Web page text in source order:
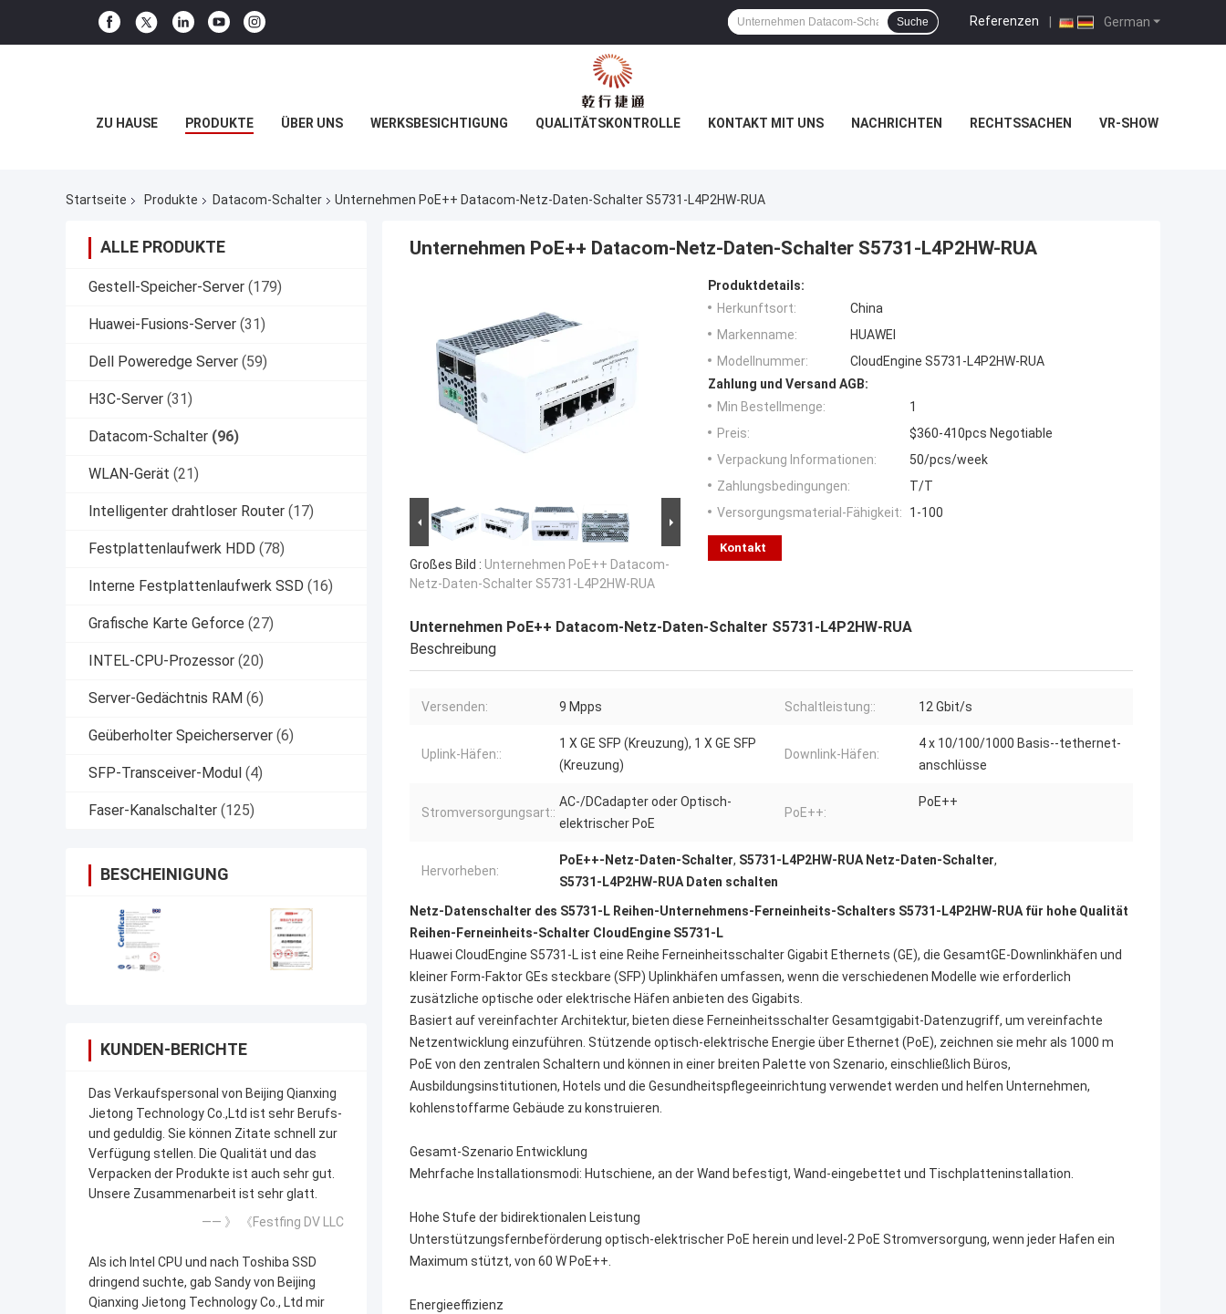
German
Referenzen |
Suche
ZU HAUSE PRODUKTE ÜBER UNS WERKSBESICHTIGUNG QUALITÄTSKONTROLLE KONTAKT MIT UNS NACHRICHTEN RECHTSSACHEN VR-SHOW
Startseite Produkte Datacom-Schalter Unternehmen PoE++ Datacom-Netz-Daten-Schalter S5731-L4P2HW-RUA
ALLE PRODUKTE
Gestell-Speicher-Server (179)
Huawei-Fusions-Server (31)
Dell Poweredge Server (59)
H3C-Server (31)
Datacom-Schalter (96)
WLAN-Gerät (21)
Intelligenter drahtloser Router (17)
Festplattenlaufwerk HDD (78)
Interne Festplattenlaufwerk SSD (16)
Grafische Karte Geforce (27)
INTEL-CPU-Prozessor (20)
Server-Gedächtnis RAM (6)
Geüberholter Speicherserver (6)
SFP-Transceiver-Modul (4)
Faser-Kanalschalter (125)
BESCHEINIGUNG
KUNDEN-BERICHTE
Das Verkaufspersonal von Beijing Qianxing
Jietong Technology Co.,Ltd ist sehr Berufs-
und geduldig. Sie können Zitate schnell zur
Verfügung stellen. Die Qualität und das
Verpacken der Produkte ist auch sehr gut.
Unsere Zusammenarbeit ist sehr glatt.
—— 》 《Festfing DV LLC
Als ich Intel CPU und nach Toshiba SSD
dringend suchte, gab Sandy von Beijing
Qianxing Jietong Technology Co., Ltd mir
Unternehmen PoE++ Datacom-Netz-Daten-Schalter S5731-L4P2HW-RUA
Großes Bild : Unternehmen PoE++ Datacom-
Netz-Daten-Schalter S5731-L4P2HW-RUA
Produktdetails:
Herkunftsort:
China
Markenname:
HUAWEI
Modellnummer:
CloudEngine S5731-L4P2HW-RUA
Zahlung und Versand AGB:
Min Bestellmenge:
1
Preis:
$360-410pcs Negotiable
Verpackung Informationen:
50/pcs/week
Zahlungsbedingungen:
T/T
Versorgungsmaterial-Fähigkeit:
1-100
Kontakt
Unternehmen PoE++ Datacom-Netz-Daten-Schalter S5731-L4P2HW-RUA
Beschreibung
Versenden: 9 Mpps Schaltleistung:: 12 Gbit/s
Uplink-Häfen::
1 X GE SFP (Kreuzung), 1 X GE SFP
(Kreuzung)
Downlink-Häfen:
4 x 10/100/1000 Basis--tethernet-
anschlüsse
Stromversorgungsart::
AC-/DCadapter oder Optisch-
elektrischer PoE
PoE++:
PoE++
Hervorheben:
PoE++-Netz-Daten-Schalter, S5731-L4P2HW-RUA Netz-Daten-Schalter,
S5731-L4P2HW-RUA Daten schalten
Netz-Datenschalter des S5731-L Reihen-Unternehmens-Ferneinheits-Schalters S5731-L4P2HW-RUA für hohe Qualität
Reihen-Ferneinheits-Schalter CloudEngine S5731-L
Huawei CloudEngine S5731-L ist eine Reihe Ferneinheitsschalter Gigabit Ethernets (GE), die GesamtGE-Downlinkhäfen und
kleiner Form-Faktor GEs steckbare (SFP) Uplinkhäfen umfassen, wenn die verschiedenen Modelle wie erforderlich
zusätzliche optische oder elektrische Häfen anbieten des Gigabits.
Basiert auf vereinfachter Architektur, bieten diese Ferneinheitsschalter Gesamtgigabit-Datenzugriff, um vereinfachte
Netzentwicklung einzuführen. Stützende optisch-elektrische Energie über Ethernet (PoE), zeichnen sie mehr als 1000 m
PoE von den zentralen Schaltern und können in einer breiten Palette von Szenario, einschließlich Büros,
Ausbildungsinstitutionen, Hotels und die Gesundheitspflegeeinrichtung verwendet werden und helfen Unternehmen,
kohlenstoffarme Gebäude zu konstruieren.
Gesamt-Szenario Entwicklung
Mehrfache Installationsmodi: Hutschiene, an der Wand befestigt, Wand-eingebettet und Tischplatteninstallation.
Hohe Stufe der bidirektionalen Leistung
Unterstützungsfernbeförderung optisch-elektrischer PoE herein und level-2 PoE Stromversorgung, wenn jeder Hafen ein
Maximum stützt, von 60 W PoE++.
Energieeffizienz